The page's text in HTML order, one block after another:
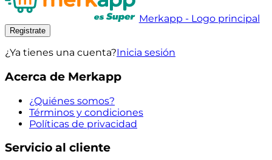
Merkapp - Logo principal
Registrate
¿Ya tienes una cuenta?Inicia sesión
Acerca de Merkapp
¿Quiénes somos?
Términos y condiciones
Políticas de privacidad
Servicio al cliente